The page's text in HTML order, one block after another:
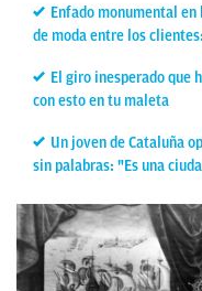
Enfado monumental
de moda entre los
El giro inesperado que
con esto en tu maleta
Un joven de Cataluña
sin palabras: "Es una